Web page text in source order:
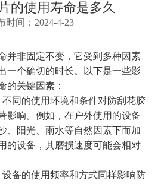
的使用寿命是多久
时间：2024-4-23
并非固定不变，它受到多种因素
一个确切的时长。以下是一些影
的关键因素：
同的使用环境和条件对防刮花胶
影响。例如，在户外使用的设备
、阳光、雨水等自然因素下而加
的设备，其磨损速度可能会相对
备的使用频率和方式同样影响防